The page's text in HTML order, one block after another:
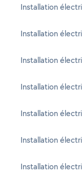
Installation
Installation
Installation
Installation
Installation
Installation
Installation